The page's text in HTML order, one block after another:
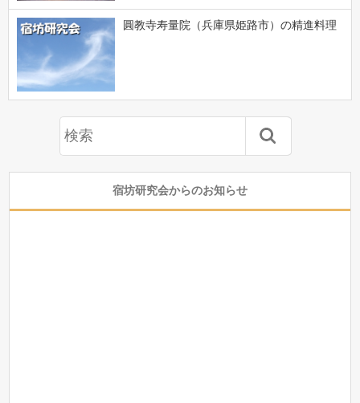
圓教寺寿量院（兵庫県姫路市）の精進料理
宿坊研究会からのお知らせ